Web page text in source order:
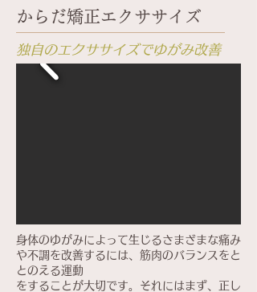
からだ矯正エクササイズ
独自のエクササイズでゆがみ改善
身体のゆがみによって生じるさまざまな痛み
や不調を改善するには、筋肉のバランスをと
とのえる運動
をすることが大切です。それにはまず、正し